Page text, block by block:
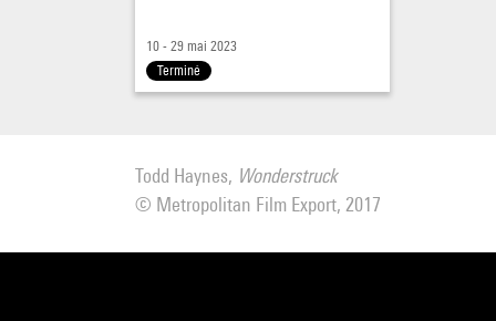
10 - 29 mai 2023
Terminé
Todd Haynes, Wonderstruck
© Metropolitan Film Export, 2017